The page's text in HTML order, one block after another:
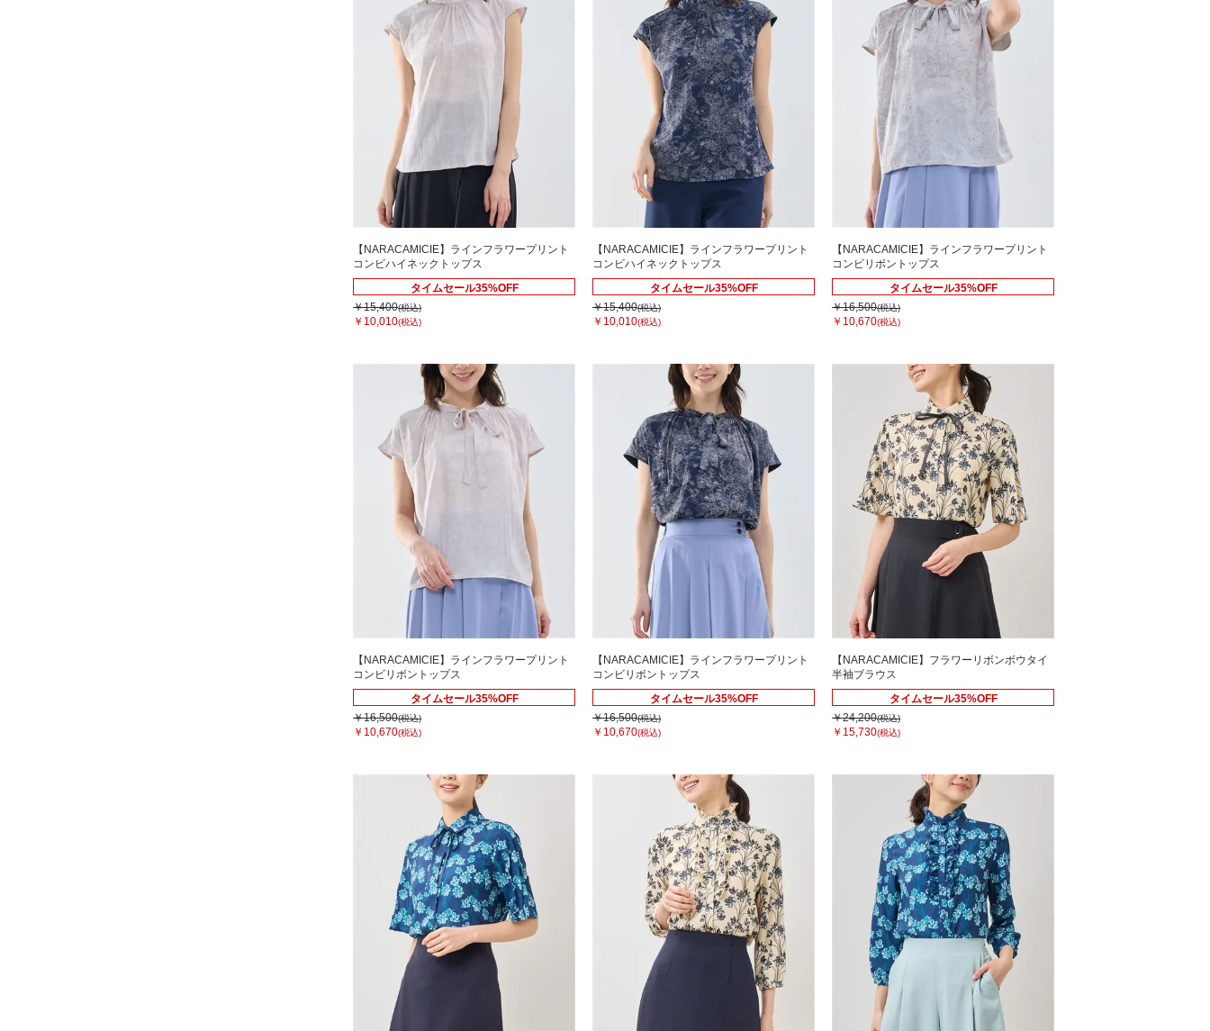
【NARACAMICIE】ラインフラワープリント
コンビハイネックトップス
タイムセール35%OFF
￥15,400(税込)
￥10,010(税込)
【NARACAMICIE】ラインフラワープリント
コンビハイネックトップス
タイムセール35%OFF
￥15,400(税込)
￥10,010(税込)
【NARACAMICIE】ラインフラワープリント
コンビリボントップス
タイムセール35%OFF
￥16,500(税込)
￥10,670(税込)
【NARACAMICIE】ラインフラワープリント
コンビリボントップス
タイムセール35%OFF
￥16,500(税込)
￥10,670(税込)
【NARACAMICIE】ラインフラワープリント
コンビリボントップス
タイムセール35%OFF
￥16,500(税込)
￥10,670(税込)
【NARACAMICIE】フラワーリボンボウタイ
半袖ブラウス
タイムセール35%OFF
￥24,200(税込)
￥15,730(税込)